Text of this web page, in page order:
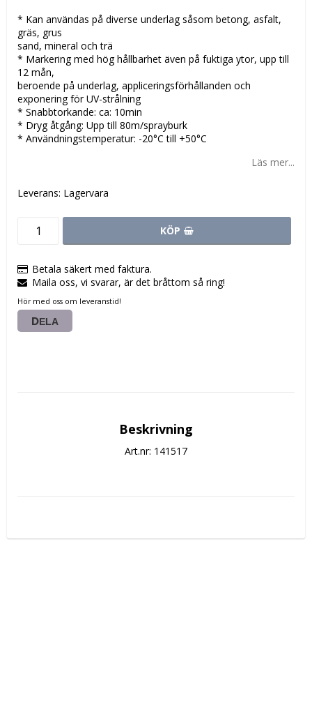
* Kan användas på diverse underlag såsom betong, asfalt,
gräs, grus
sand, mineral och trä
* Markering med hög hållbarhet även på fuktiga ytor, upp till
12 mån,
beroende på underlag, appliceringsförhållanden och
exponering för UV-strålning
* Snabbtorkande: ca: 10min
* Dryg åtgång: Upp till 80m/sprayburk
* Användningstemperatur: -20°C till +50°C
Läs mer...
Leverans: Lagervara
KÖP
Betala säkert med faktura.
Maila oss, vi svarar, är det bråttom så ring!
Hör med oss om leveranstid!
DELA
Beskrivning
Art.nr: 141517